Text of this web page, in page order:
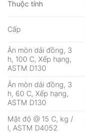
Thuộc tính
Cấp
Ăn mòn dải đồng, 3
h, 100 C, Xếp hạng,
ASTM D130
Ăn mòn dải đồng, 3
h, 60 C, Xếp hạng,
ASTM D130
Mật độ @ 15 C, kg /
l, ASTM D4052